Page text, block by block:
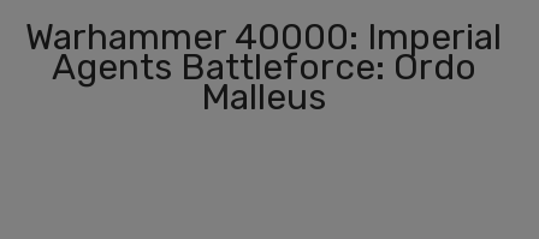
Warhammer 40000: Imperial
Agents Battleforce: Ordo
Malleus